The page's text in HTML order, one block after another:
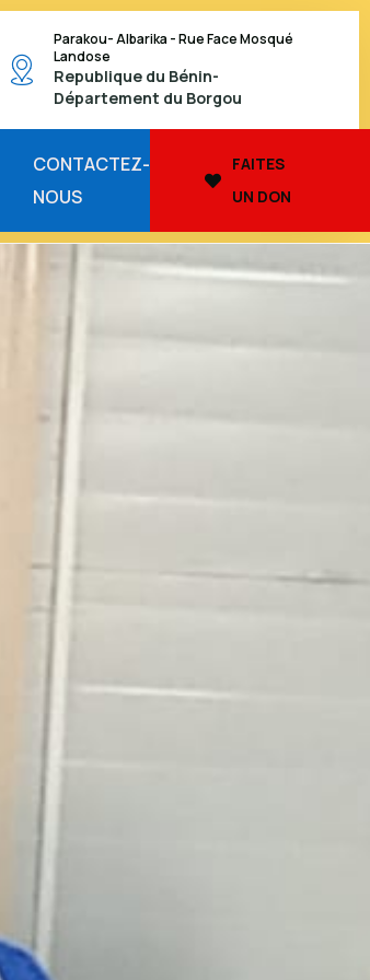
Parakou- Albarika - Rue Face Mosqué
Landose
Republique du Bénin-
Département du Borgou
CONTACTEZ-
NOUS
FAITES
UN DON